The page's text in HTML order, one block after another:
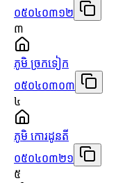
០៥០៤០៣១២
៣
ភូមិ ច្រកទៀក
០៥០៤០៣០៣
៤
ភូមិ កោរដូនតី
០៥០៤០៣២១
៥